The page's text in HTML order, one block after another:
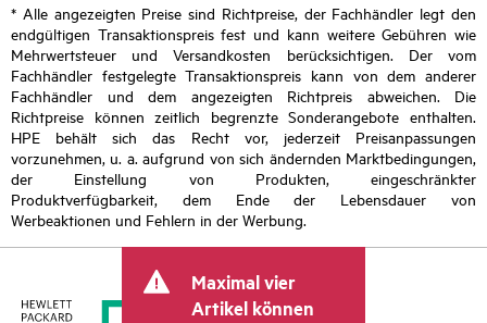
* Alle angezeigten Preise sind Richtpreise, der Fachhändler legt den
endgültigen Transaktionspreis fest und kann weitere Gebühren wie
Mehrwertsteuer und Versandkosten berücksichtigen. Der vom
Fachhändler festgelegte Transaktionspreis kann von dem anderer
Fachhändler und dem angezeigten Richtpreis abweichen. Die
Richtpreise können zeitlich begrenzte Sonderangebote enthalten.
HPE behält sich das Recht vor, jederzeit Preisanpassungen
vorzunehmen, u. a. aufgrund von sich ändernden Marktbedingungen,
der Einstellung von Produkten, eingeschränkter
Produktverfügbarkeit, dem Ende der Lebensdauer von
Werbeaktionen und Fehlern in der Werbung.
Maximal vier
Artikel können